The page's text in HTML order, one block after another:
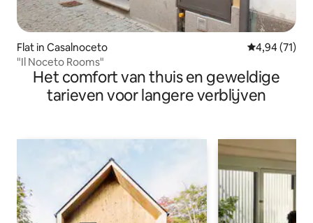
Flat in Casalnoceto Gemiddelde
4,94 (71)
"Il Noceto Rooms"
Het comfort van thuis en geweldige
tarieven voor langere verblijven